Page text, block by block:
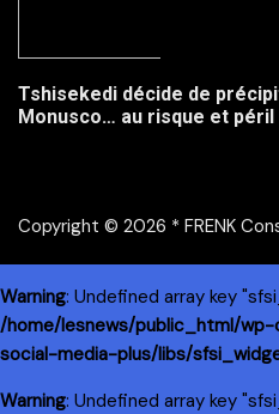
Tshisekedi décide de
Monusco… au risque et péril
Copyright © 2026 * FRENK
Warning: Undefined array key
/home/lesnews/public_html/
social-media-plus/libs/
Warning: Undefined array key